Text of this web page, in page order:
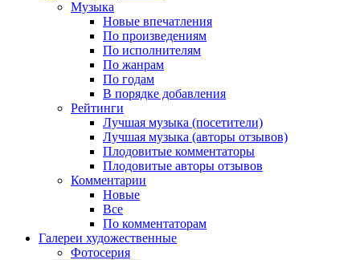
Музыка
Новые впечатления
По произведениям
По исполнителям
По жанрам
По годам
В порядке добавления
Рейтинги
Лучшая музыка (посетители)
Лучшая музыка (авторы отзывов)
Плодовитые комментаторы
Плодовитые авторы отзывов
Комментарии
Новые
Все
По комментаторам
Галереи художественные
Фотосерия